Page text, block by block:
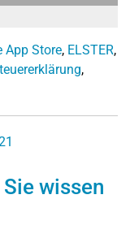
App Store, ELSTER,
,
wissen